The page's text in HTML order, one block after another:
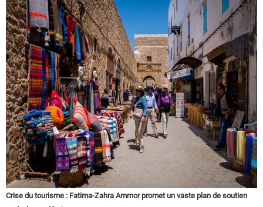
Crise du tourisme : Fatima-Zahra Ammor promet un vaste plan de soutien